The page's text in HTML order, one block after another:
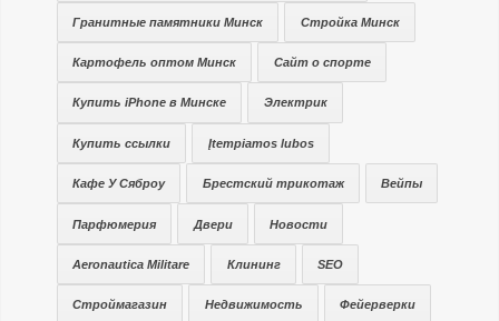
Гранитные памятники Минск Стройка Минск
Картофель оптом Минск Сайт о спорте
Купить iPhone в Минске Электрик
Купить ссылки Įtempiamos lubos
Кафе У Сяброу Брестский трикотаж Вейпы
Парфюмерия Двери Новости
Aeronautica Militare Клининг SEO
Строймагазин Недвижимость Фейерверки